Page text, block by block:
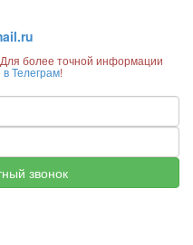
более точной информации
Телеграм!
звонок